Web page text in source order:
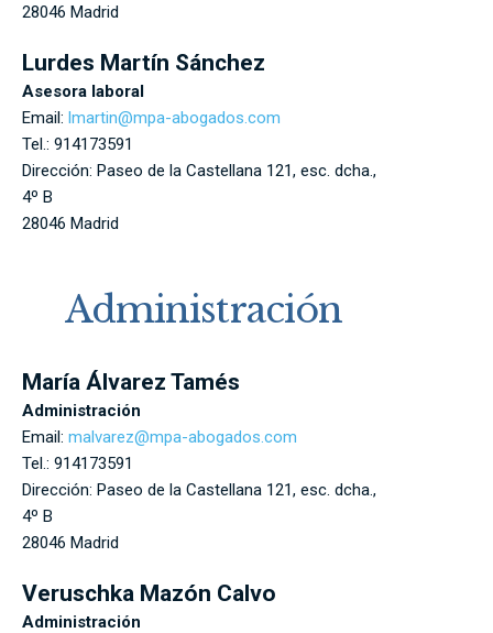
28046 Madrid
Lurdes Martín Sánchez
Asesora laboral
Email: lmartin@mpa-abogados.com
Tel.: 914173591
Dirección: Paseo de la Castellana 121, esc. dcha.,
4º B
28046 Madrid
Administración
María Álvarez Tamés
Administración
Email: malvarez@mpa-abogados.com
Tel.: 914173591
Dirección: Paseo de la Castellana 121, esc. dcha.,
4º B
28046 Madrid
Veruschka Mazón Calvo
Administración